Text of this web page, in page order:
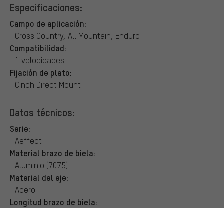
Especificaciones:
Campo de aplicación:
Cross Country, All Mountain, Enduro
Compatibilidad:
1 velocidades
Fijación de plato:
Cinch Direct Mount
Datos técnicos:
Serie:
Aeffect
Material brazo de biela:
Aluminio (7075)
Material del eje:
Acero
Longitud brazo de biela: